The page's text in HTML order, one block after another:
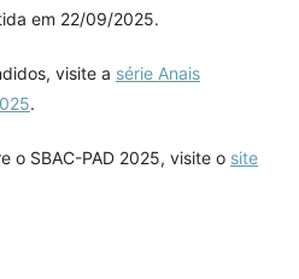
em 22/09/2025.
visite a série Anais
.
o SBAC-PAD 2025, visite o site